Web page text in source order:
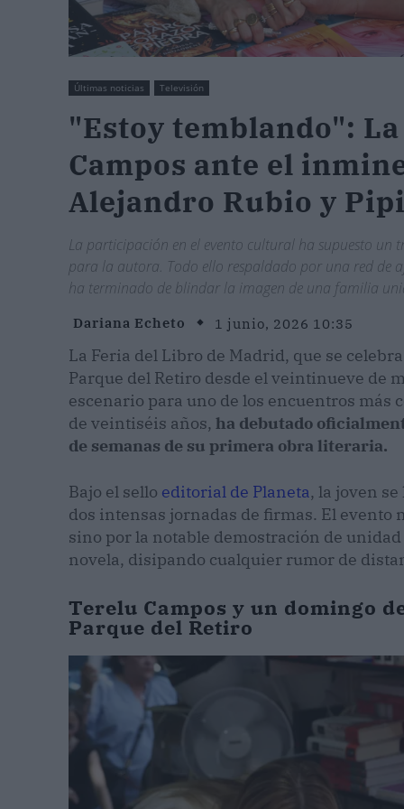
Últimas noticias Televisión
"Estoy temblando":
Campos ante el
Alejandro Rubio y
La participación en el evento cultural ha supuesto
para la autora. Todo ello respaldado por una red de
ha terminado de blindar la imagen de una familia
Dariana Echeto 1 junio, 2026 10:35
La Feria del Libro de Madrid, que se
Parque del Retiro desde el veintinueve de
escenario para uno de los encuentros más
de veintiséis años, ha debutado
de semanas de su primera obra literaria.
Bajo el sello editorial de Planeta, la joven
dos intensas jornadas de firmas. El evento
sino por la notable demostración de
novela, disipando cualquier rumor de
Terelu Campos y un domingo
Parque del Retiro